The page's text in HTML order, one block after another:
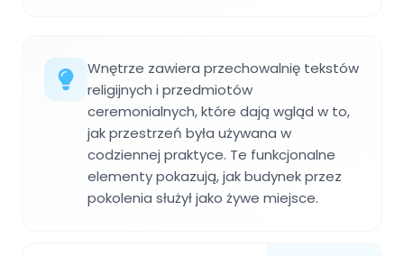
Wnętrze zawiera przechowalnię tekstów
religijnych i przedmiotów
ceremonialnych, które dają wgląd w to,
jak przestrzeń była używana w
codziennej praktyce. Te funkcjonalne
elementy pokazują, jak budynek przez
pokolenia służył jako żywe miejsce.